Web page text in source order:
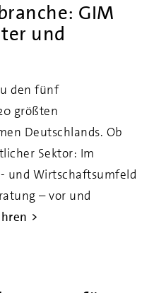
GIM
und
den fünf
größten
Deutschlands. Ob
Sektor: Im
und Wirtschaftsumfeld
– vor und